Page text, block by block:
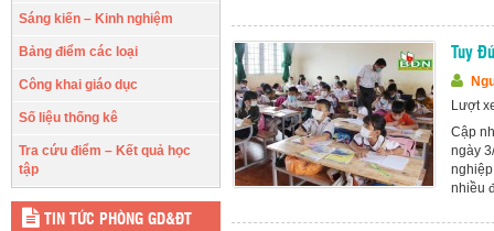
Sáng kiến – Kinh nghiệm
Bảng điểm các loại
Công khai giáo dục
Số liệu thống kê
Tra cứu điểm – Kết quả học
tập
TIN TỨC PHÒNG GD&ĐT
Tuy
Lượt
Cập
ngày
nhiều